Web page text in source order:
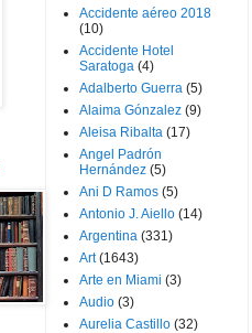
Accidente aéreo 2018
(10)
Accidente Hotel
Saratoga (4)
Adalberto Guerra (5)
Alaima Gónzalez (9)
Aleisa Ribalta (17)
Angel Padrón
Hernández (5)
Ani D Ramos (5)
Antonio J. Aiello (14)
Argentina (331)
Art (1643)
Arte en Miami (3)
Audio (3)
Aurelia Castillo (32)